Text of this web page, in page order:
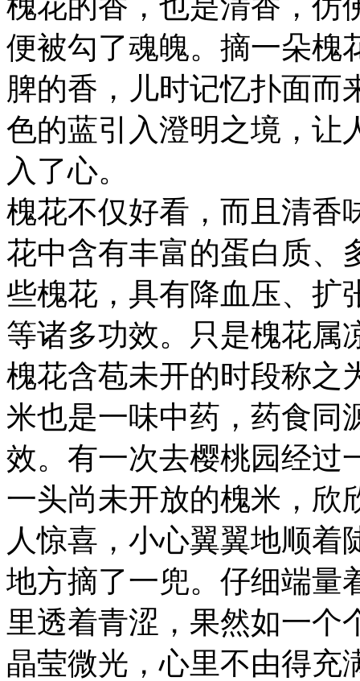
便被勾了魂魄。摘一朵槐
脾的香，儿时记忆扑面而
色的蓝引入澄明之境，让
入了心。
槐花不仅好看，而且清香
花中含有丰富的蛋白质、
些槐花，具有降血压、扩
等诸多功效。只是槐花属
槐花含苞未开的时段称之
米也是一味中药，药食同
效。有一次去樱桃园经过
一头尚未开放的槐米，欣
人惊喜，小心翼翼地顺着
地方摘了一兜。仔细端量
里透着青涩，果然如一个
晶莹微光，心里不由得充